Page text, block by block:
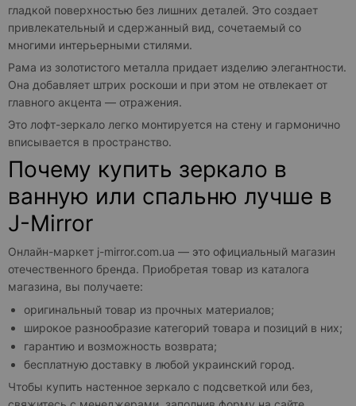
гладкой поверхностью без лишних деталей. Это создает
привлекательный и сдержанный вид, сочетаемый со
многими интерьерными стилями.
Рама из золотистого металла придает изделию элегантности.
Она добавляет штрих роскоши и при этом не отвлекает от
главного акцента — отражения.
Это лофт-зеркало легко монтируется на стену и гармонично
вписывается в пространство.
Почему купить зеркало в
ванную или спальню лучше в
J-Mirror
Онлайн-маркет j-mirror.com.ua — это официальный магазин
отечественного бренда. Приобретая товар из каталога
магазина, вы получаете:
оригинальный товар из прочных материалов;
широкое разнообразие категорий товара и позиций в них;
гарантию и возможность возврата;
бесплатную доставку в любой украинский город.
Чтобы купить настенное зеркало с подсветкой или без,